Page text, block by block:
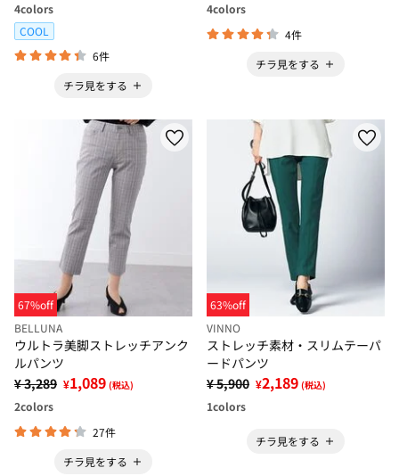
4colors
COOL
6件
チラ見をする
4colors
4件
チラ見をする
67%off
BELLUNA
ウルトラ美脚ストレッチアンク
ルパンツ
¥ 3,289 ¥1,089 (税込)
2colors
27件
チラ見をする
63%off
VINNO
ストレッチ素材・スリムテーパ
ードパンツ
¥ 5,900 ¥2,189 (税込)
1colors
チラ見をする